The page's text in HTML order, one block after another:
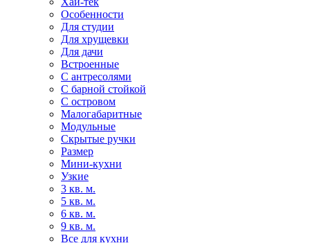
Особенности
Для студии
Для хрущевки
Для дачи
Встроенные
С антресолями
С барной стойкой
С островом
Малогабаритные
Модульные
Скрытые ручки
Размер
Мини-кухни
Узкие
3 кв. м.
5 кв. м.
6 кв. м.
9 кв. м.
Все для кухни